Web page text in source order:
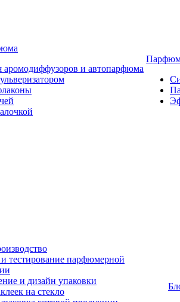
аромодиффузоров и автопарфюма
тестирование парфюмерной
и дизайн упаковки
на стекло